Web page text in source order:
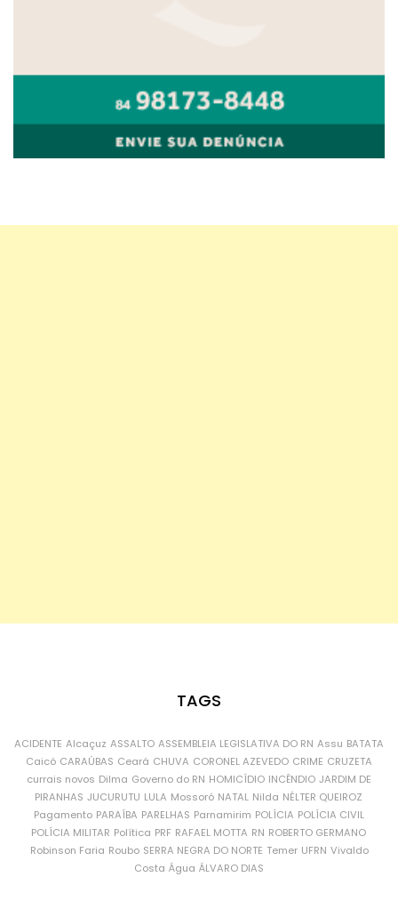
TAGS
ACIDENTE Alcaçuz ASSALTO ASSEMBLEIA LEGISLATIVA DO RN Assu BATATA
Caicó CARAÚBAS Ceará CHUVA CORONEL AZEVEDO CRIME CRUZETA
currais novos Dilma Governo do RN HOMICÍDIO INCÊNDIO JARDIM DE
PIRANHAS JUCURUTU LULA Mossoró NATAL Nilda NÉLTER QUEIROZ
Pagamento PARAÍBA PARELHAS Parnamirim POLÍCIA POLÍCIA CIVIL
POLÍCIA MILITAR Política PRF RAFAEL MOTTA RN ROBERTO GERMANO
Robinson Faria Roubo SERRA NEGRA DO NORTE Temer UFRN Vivaldo
Costa Água ÁLVARO DIAS